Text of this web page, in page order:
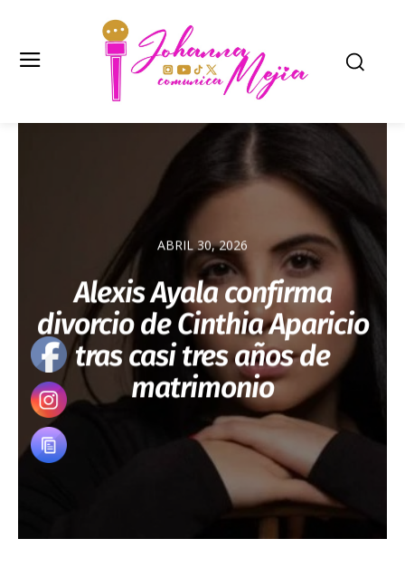
ABRIL 30, 2026
Alexis Ayala confirma
divorcio de Cinthia Aparicio
tras casi tres años de
matrimonio